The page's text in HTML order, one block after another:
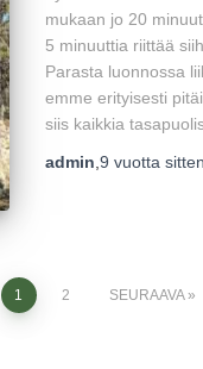
mukaan jo 20
5 minuuttia riittää
Parasta luonnossa
emme erityisesti
siis kaikkia
admin 9 vuotta sitten
1 2 SEURAAVA